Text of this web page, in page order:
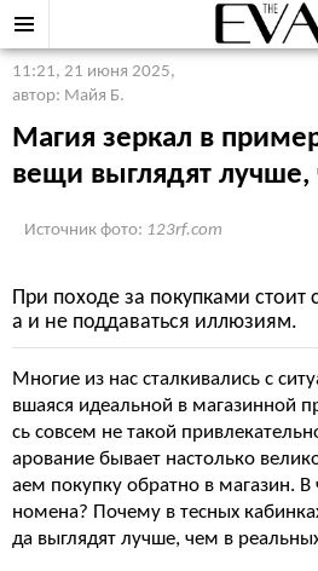
11:21, 21 июня 2025,
автор: Майя Б.
Магия зеркал в
вещи выглядят
Источник фото: 123rf.com
При походе за покупками стоит
а и не поддаваться иллюзиям.
Многие из нас сталкивались с
вшаяся идеальной в магазинной
сь совсем не такой
арование бывает настолько
аем покупку обратно в магазин. В
номена? Почему в тесных
да выглядят лучше, чем в